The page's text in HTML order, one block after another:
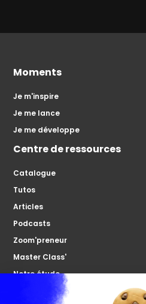
Moments
Je m'inspire
Je me lance
Je me développe
Centre de ressources
Catalogue
Tutos
Articles
Podcasts
Zoom'preneur
Master Class'
Notre étude
À propos